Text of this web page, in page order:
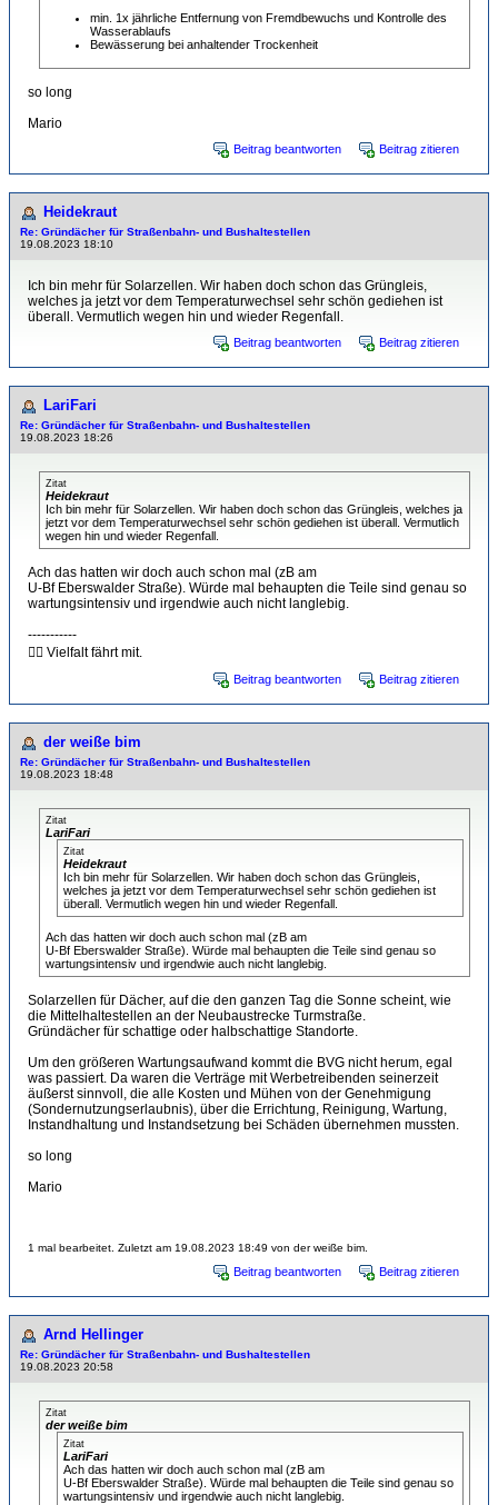
min. 1x jährliche Entfernung von Fremdbewuchs und Kontrolle des
Wasserablaufs
Bewässerung bei anhaltender Trockenheit
so long
Mario
Beitrag beantworten Beitrag zitieren
Heidekraut
Re: Gründächer für Straßenbahn- und Bushaltestellen
19.08.2023 18:10
Ich bin mehr für Solarzellen. Wir haben doch schon das Grüngleis,
welches ja jetzt vor dem Temperaturwechsel sehr schön gediehen ist
überall. Vermutlich wegen hin und wieder Regenfall.
Beitrag beantworten Beitrag zitieren
LariFari
Re: Gründächer für Straßenbahn- und Bushaltestellen
19.08.2023 18:26
Zitat
Heidekraut
Ich bin mehr für Solarzellen. Wir haben doch schon das Grüngleis, welches ja
jetzt vor dem Temperaturwechsel sehr schön gediehen ist überall. Vermutlich
wegen hin und wieder Regenfall.
Ach das hatten wir doch auch schon mal (zB am
U-Bf Eberswalder Straße). Würde mal behaupten die Teile sind genau so
wartungsintensiv und irgendwie auch nicht langlebig.
-----------
🏳️‍🌈 Vielfalt fährt mit.
Beitrag beantworten Beitrag zitieren
der weiße bim
Re: Gründächer für Straßenbahn- und Bushaltestellen
19.08.2023 18:48
Zitat
LariFari
Zitat
Heidekraut
Ich bin mehr für Solarzellen. Wir haben doch schon das Grüngleis,
welches ja jetzt vor dem Temperaturwechsel sehr schön gediehen ist
überall. Vermutlich wegen hin und wieder Regenfall.
Ach das hatten wir doch auch schon mal (zB am
U-Bf Eberswalder Straße). Würde mal behaupten die Teile sind genau so
wartungsintensiv und irgendwie auch nicht langlebig.
Solarzellen für Dächer, auf die den ganzen Tag die Sonne scheint, wie
die Mittelhaltestellen an der Neubaustrecke Turmstraße.
Gründächer für schattige oder halbschattige Standorte.
Um den größeren Wartungsaufwand kommt die BVG nicht herum, egal
was passiert. Da waren die Verträge mit Werbetreibenden seinerzeit
äußerst sinnvoll, die alle Kosten und Mühen von der Genehmigung
(Sondernutzungserlaubnis), über die Errichtung, Reinigung, Wartung,
Instandhaltung und Instandsetzung bei Schäden übernehmen mussten.
so long
Mario
1 mal bearbeitet. Zuletzt am 19.08.2023 18:49 von der weiße bim.
Beitrag beantworten Beitrag zitieren
Arnd Hellinger
Re: Gründächer für Straßenbahn- und Bushaltestellen
19.08.2023 20:58
Zitat
der weiße bim
Zitat
LariFari
Ach das hatten wir doch auch schon mal (zB am
U-Bf Eberswalder Straße). Würde mal behaupten die Teile sind genau so
wartungsintensiv und irgendwie auch nicht langlebig.